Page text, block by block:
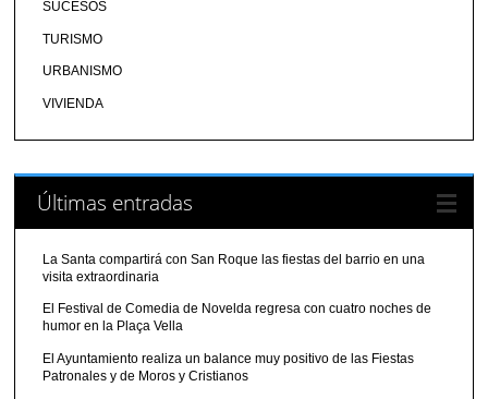
SUCESOS
TURISMO
URBANISMO
VIVIENDA
Últimas entradas
La Santa compartirá con San Roque las fiestas del barrio en una
visita extraordinaria
El Festival de Comedia de Novelda regresa con cuatro noches de
humor en la Plaça Vella
El Ayuntamiento realiza un balance muy positivo de las Fiestas
Patronales y de Moros y Cristianos